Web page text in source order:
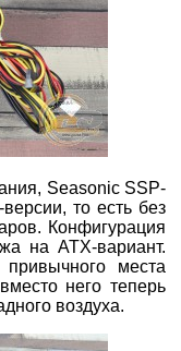
Seasonic SSP-
то есть без
Конфигурация
на ATX-вариант.
места
него теперь
воздуха.